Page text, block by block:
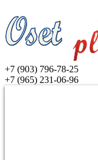
+7 (903) 796-78-25
+7 (965) 231-06-96